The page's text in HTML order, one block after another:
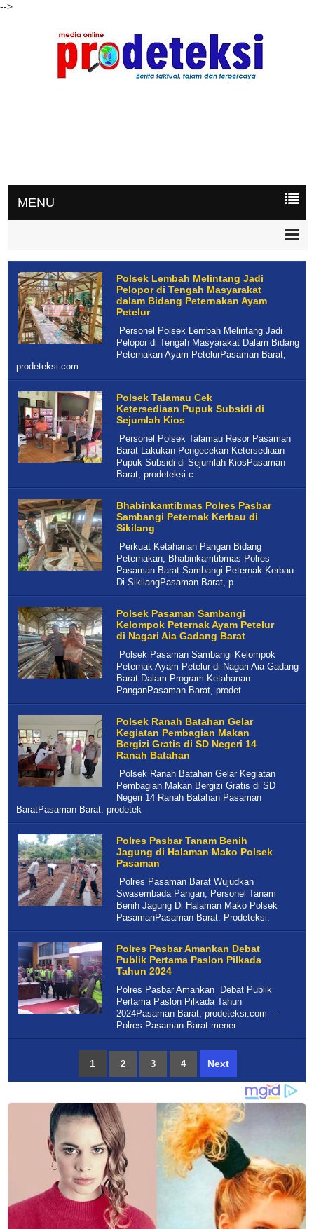
-->
MENU
Polsek Lembah Melintang Jadi
Pelopor di Tengah Masyarakat
dalam Bidang Peternakan Ayam
Petelur
Personel Polsek Lembah Melintang Jadi
Pelopor di Tengah Masyarakat Dalam Bidang
Peternakan Ayam PetelurPasaman Barat,
prodeteksi.com
Polsek Talamau Cek
Ketersediaan Pupuk Subsidi di
Sejumlah Kios
Personel Polsek Talamau Resor Pasaman
Barat Lakukan Pengecekan Ketersediaan
Pupuk Subsidi di Sejumlah KiosPasaman
Barat, prodeteksi.c
Bhabinkamtibmas Polres Pasbar
Sambangi Peternak Kerbau di
Sikilang
Perkuat Ketahanan Pangan Bidang
Peternakan, Bhabinkamtibmas Polres
Pasaman Barat Sambangi Peternak Kerbau
Di SikilangPasaman Barat, p
Polsek Pasaman Sambangi
Kelompok Peternak Ayam Petelur
di Nagari Aia Gadang Barat
Polsek Pasaman Sambangi Kelompok
Peternak Ayam Petelur di Nagari Aia Gadang
Barat Dalam Program Ketahanan
PanganPasaman Barat, prodet
Polsek Ranah Batahan Gelar
Kegiatan Pembagian Makan
Bergizi Gratis di SD Negeri 14
Ranah Batahan
Polsek Ranah Batahan Gelar Kegiatan
Pembagian Makan Bergizi Gratis di SD
Negeri 14 Ranah Batahan Pasaman
BaratPasaman Barat. prodetek
Polres Pasbar Tanam Benih
Jagung di Halaman Mako Polsek
Pasaman
Polres Pasaman Barat Wujudkan
Swasembada Pangan, Personel Tanam
Benih Jagung Di Halaman Mako Polsek
PasamanPasaman Barat. Prodeteksi.
Polres Pasbar Amankan Debat
Publik Pertama Paslon Pilkada
Tahun 2024
Polres Pasbar Amankan Debat Publik
Pertama Paslon Pilkada Tahun
2024Pasaman Barat, prodeteksi.com --
Polres Pasaman Barat mener
1 2 3 4 Next